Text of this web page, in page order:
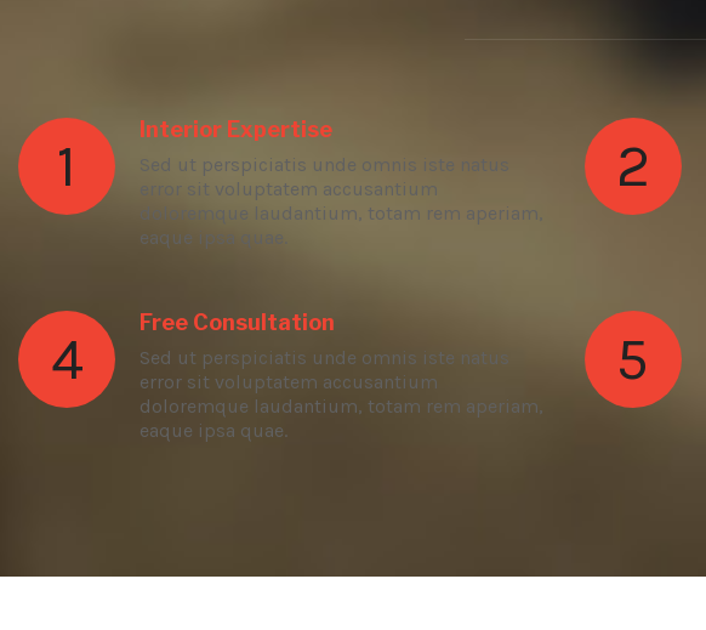
1
Interior Expertise
Sed ut perspiciatis unde omnis iste natus
error sit voluptatem accusantium
doloremque laudantium, totam rem aperiam,
eaque ipsa quae.
2
4
Free Consultation
Sed ut perspiciatis unde omnis iste natus
error sit voluptatem accusantium
doloremque laudantium, totam rem aperiam,
eaque ipsa quae.
5